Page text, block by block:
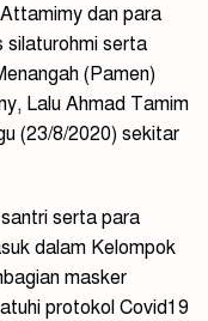
dan para
silaturohmi serta
(Pamen)
Lalu Ahmad Tamim
(23/8/2020) sekitar
serta para
dalam Kelompok
masker
protokol Covid19